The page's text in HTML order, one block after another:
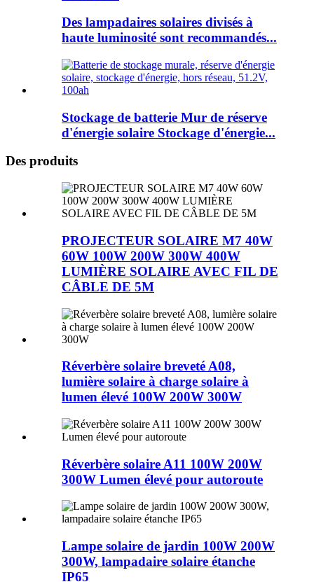
Des lampadaires solaires divisés à
haute luminosité sont recommandés...
Stockage de batterie Mur de réserve
d'énergie solaire Stockage d'énergie...
Des produits
PROJECTEUR SOLAIRE M7 40W
60W 100W 200W 300W 400W
LUMIÈRE SOLAIRE AVEC FIL DE
CÂBLE DE 5M
Réverbère solaire breveté A08,
lumière solaire à charge solaire à
lumen élevé 100W 200W 300W
Réverbère solaire A11 100W 200W
300W Lumen élevé pour autoroute
Lampe solaire de jardin 100W 200W
300W, lampadaire solaire étanche
IP65